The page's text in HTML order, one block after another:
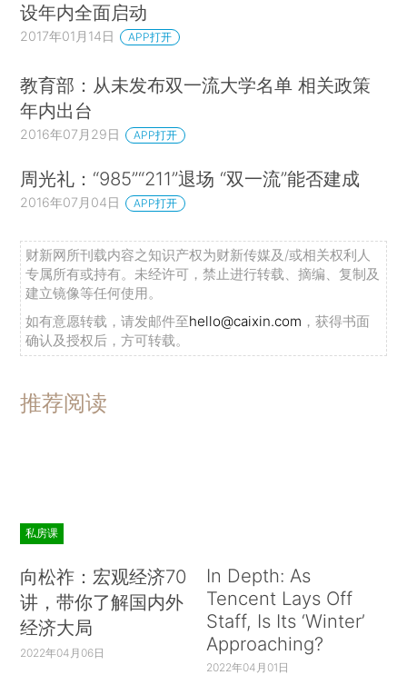
设年内全面启动
2017年01月14日 APP打开
教育部：从未发布双一流大学名单 相关政策
年内出台
2016年07月29日 APP打开
周光礼：“985”“211”退场 “双一流”能否建成
2016年07月04日 APP打开
财新网所刊载内容之知识产权为财新传媒及/或相关权利人
专属所有或持有。未经许可，禁止进行转载、摘编、复制及
建立镜像等任何使用。
如有意愿转载，请发邮件至hello@caixin.com ，获得书面
确认及授权后，方可转载。
推荐阅读
私房课
向松祚：宏观经济70
讲，带你了解国内外
经济大局
2022年04月06日
In Depth: As
Tencent Lays Off
Staff, Is Its ‘Winter’
Approaching?
2022年04月01日